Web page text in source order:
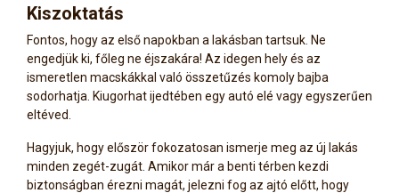
Kiszoktatás
Fontos, hogy az első napokban a lakásban tartsuk. Ne
engedjük ki, főleg ne éjszakára! Az idegen hely és az
ismeretlen macskákkal való összetűzés komoly bajba
sodorhatja. Kiugorhat ijedtében egy autó elé vagy egyszerűen
eltéved.
Hagyjuk, hogy először fokozatosan ismerje meg az új lakás
minden zegét-zugát. Amikor már a benti térben kezdi
biztonságban érezni magát, jelezni fog az ajtó előtt, hogy